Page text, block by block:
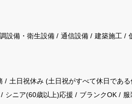
設備・衛生設備 通信設備 建築施工
土日祝休み (土日祝がすべて休日である
シニア(60歳以上)応援 ブランクOK 服